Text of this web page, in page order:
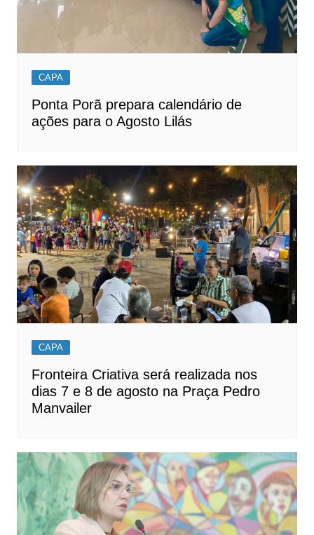
CAPA
Ponta Porã prepara calendário de
ações para o Agosto Lilás
CAPA
Fronteira Criativa será realizada nos
dias 7 e 8 de agosto na Praça Pedro
Manvailer